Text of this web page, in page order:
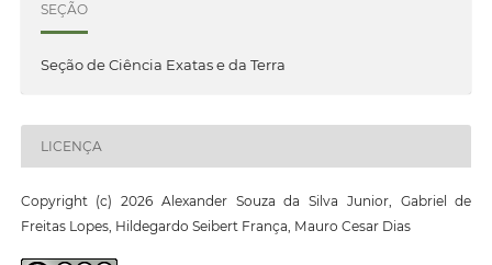
SEÇÃO
Seção de Ciência Exatas e da Terra
LICENÇA
Copyright (c) 2026 Alexander Souza da Silva Junior, Gabriel de
Freitas Lopes, Hildegardo Seibert França, Mauro Cesar Dias